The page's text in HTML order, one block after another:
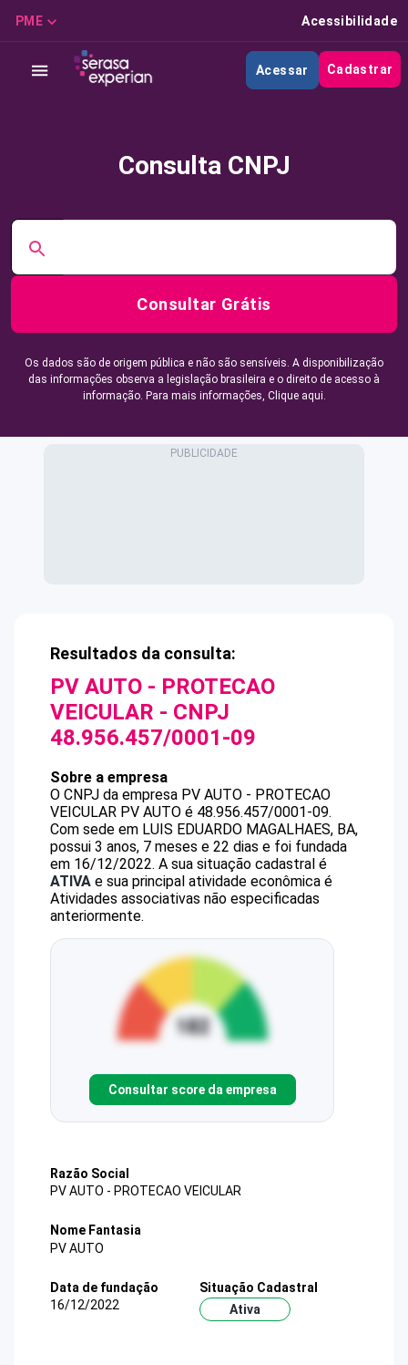
PME Acessibilidade
Acessar Cadastrar
Consulta CNPJ
Consultar Grátis
Os dados são de origem pública e não são sensíveis. A disponibilização
das informações observa a legislação brasileira e o direito de acesso à
informação. Para mais informações, Clique aqui.
Resultados da consulta:
PV AUTO - PROTECAO
VEICULAR - CNPJ
48.956.457/0001-09
Sobre a empresa
O CNPJ da empresa PV AUTO - PROTECAO
VEICULAR PV AUTO é 48.956.457/0001-09.
Com sede em LUIS EDUARDO MAGALHAES, BA,
possui 3 anos, 7 meses e 22 dias e foi fundada
em 16/12/2022. A sua situação cadastral é
ATIVA e sua principal atividade econômica é
Atividades associativas não especificadas
anteriormente.
Consultar score da empresa
Razão Social
PV AUTO - PROTECAO VEICULAR
Nome Fantasia
PV AUTO
Data de fundação
16/12/2022
Situação Cadastral
Ativa